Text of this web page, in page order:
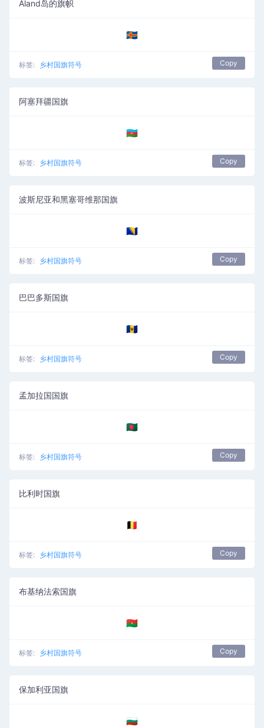
Åland岛的旗帜
🇦🇽
标签: 乡村国旗符号 Copy
阿塞拜疆国旗
🇦🇿
标签: 乡村国旗符号 Copy
波斯尼亚和黑塞哥维那国旗
🇧🇦
标签: 乡村国旗符号 Copy
巴巴多斯国旗
🇧🇧
标签: 乡村国旗符号 Copy
孟加拉国国旗
🇧🇩
标签: 乡村国旗符号 Copy
比利时国旗
🇧🇪
标签: 乡村国旗符号 Copy
布基纳法索国旗
🇧🇫
标签: 乡村国旗符号 Copy
保加利亚国旗
🇧🇬